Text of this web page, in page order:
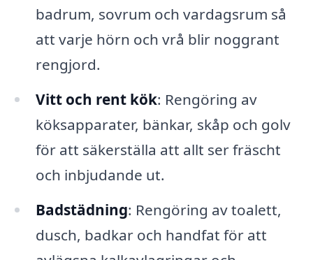
badrum, sovrum och vardagsrum så
att varje hörn och vrå blir noggrant
rengjord.
Vitt och rent kök: Rengöring av
köksapparater, bänkar, skåp och golv
för att säkerställa att allt ser fräscht
och inbjudande ut.
Badstädning: Rengöring av toalett,
dusch, badkar och handfat för att